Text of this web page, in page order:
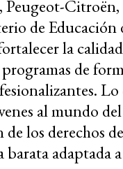
Peugeot-
de Educación
la
de
al mundo
los derechos
barata adaptada